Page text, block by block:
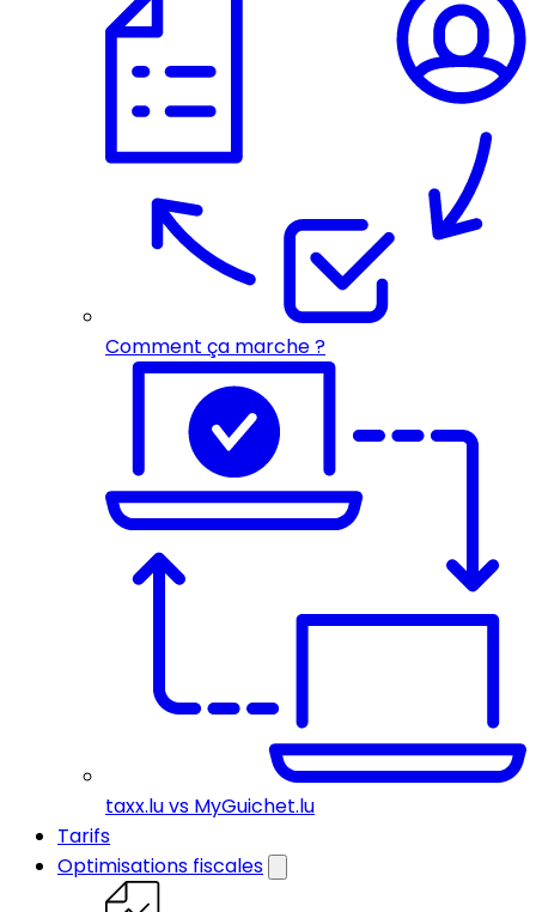
Comment ça marche ?
taxx.lu vs MyGuichet.lu
Tarifs
Optimisations fiscales